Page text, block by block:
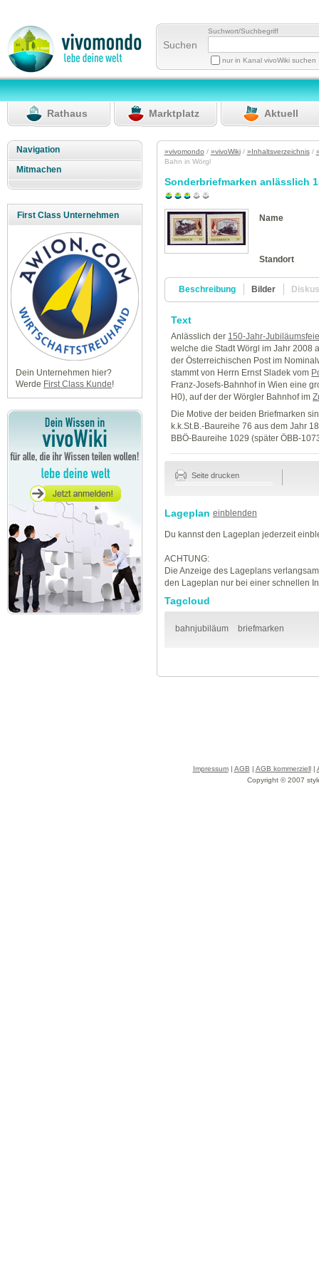
Suchen
Suchwort/Suchbegriff
nur in Kanal vivoWiki suchen
Rathaus Marktplatz Aktuell
Navigation
Mitmachen
First Class Unternehmen
Dein Unternehmen hier?
Werde First Class Kunde!
»vivomondo / »vivoWiki/ »Inhaltsverzeichnis/
Bahn in Wörgl
Sonderbriefmarken anlässlich
Name
Standort
Beschreibung Bilder
Text
Anlässlich der 150-Jahr-
welche die Stadt Wörgl im Jahr 2008
der Österreichischen Post im
stammt von Herrn Ernst Sladek vom
Franz-Josefs-Bahnhof in Wien eine
H0), auf der der Wörgler Bahnhof im
Die Motive der beiden Briefmarken
k.k.St.B.-Baureihe 76 aus dem Jahr
BBÖ-Baureihe 1029 (später ÖBB-
Seite drucken
Lageplan einblenden
Du kannst den Lageplan jederzeit
ACHTUNG:
Die Anzeige des Lageplans
den Lageplan nur bei einer schnellen
Tagcloud
bahnjubiläum briefmarken
Impressum| AGB AGB kommerziell
Copyright © 2007